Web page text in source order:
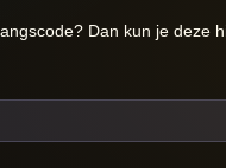
Dan kun je deze